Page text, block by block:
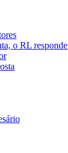
o RL responde